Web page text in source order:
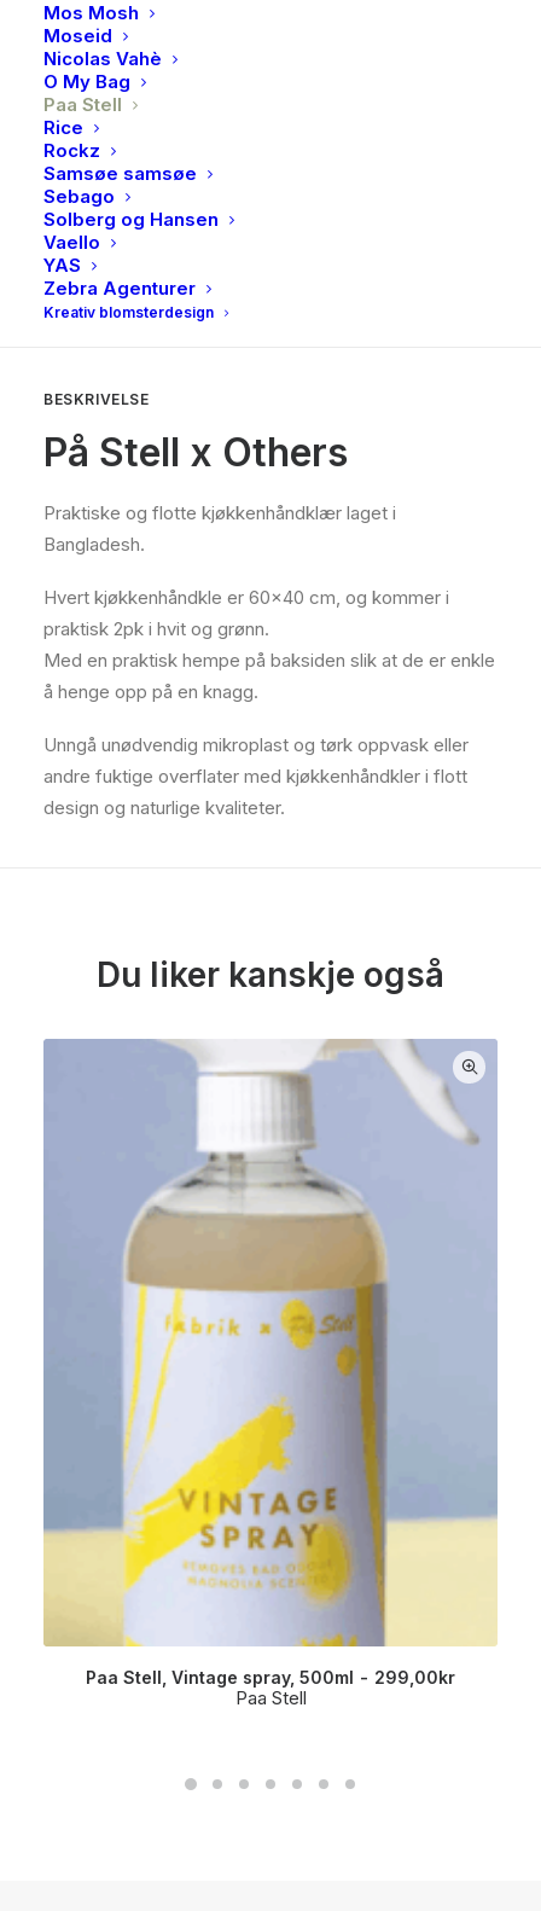
Mos Mosh
Moseid
Nicolas Vahè
O My Bag
Paa Stell
Rice
Rockz
Samsøe samsøe
Sebago
Solberg og Hansen
Vaello
YAS
Zebra Agenturer
Kreativ blomsterdesign
Kjøkkenhåndkle,
2stk
antall
Produktnummer
Kategorier
Brand
Paa Stell
BESKRIVELSE
BESKRIVELSE
På Stell x Others
Praktiske og flotte kjøkkenhåndklær laget i
Bangladesh.
Hvert kjøkkenhåndkle er 60×40 cm, og kommer i
praktisk 2pk i hvit og grønn.
Med en praktisk hempe på baksiden slik at de er enkle
å henge opp på en knagg.
Unngå unødvendig mikroplast og tørk oppvask eller
andre fuktige overflater med kjøkkenhåndkler i flott
design og naturlige kvaliteter.
Du liker kanskje også
Paa Stell, Vintage spray, 500ml 299,00kr
Paa Stell